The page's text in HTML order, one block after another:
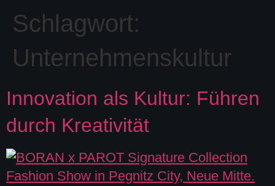
Schlagwort:
Unternehmenskultur
Innovation als Kultur: Führen
durch Kreativität